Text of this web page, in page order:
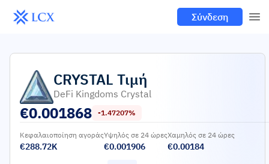
Σύνδεση
CRYSTAL Τιμή
DeFi Kingdoms Crystal
€0.001868 -1.47207%
Κεφαλαιοποίηση αγοράς
€288.72K
Υψηλός σε 24 ώρες
€0.001906
Χαμηλός σε 24 ώρες
€0.00184